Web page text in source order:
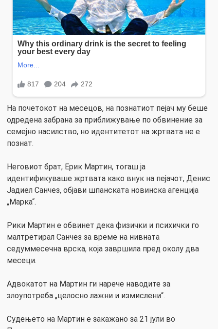
На почетокот на месецов, на познатиот пејач му беше
одредена забрана за приближување по обвинение за
семејно насилство, но идентитетот на жртвата не е
познат.
Неговиот брат, Ерик Мартин, тогаш ја
идентификуваше жртвата како внук на пејачот, Денис
Јадиел Санчез, објави шпанската новинска агенција
„Марка“.
Рики Мартин е обвинет дека физички и психички го
малтретирал Санчез за време на нивната
седуммесечна врска, која завршила пред околу два
месеци.
Адвокатот на Мартин ги нарече наводите за
злоупотреба „целосно лажни и измислени“.
Судењето на Мартин е закажано за 21 јули во